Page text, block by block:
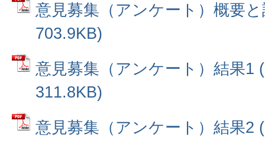
意見募集（アンケート）概要
703.9KB)
意見募集（アンケート）結果1
311.8KB)
意見募集（アンケート）結果2